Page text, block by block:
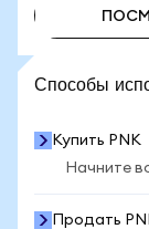
Способы
Купить PNK
Начните
Продать